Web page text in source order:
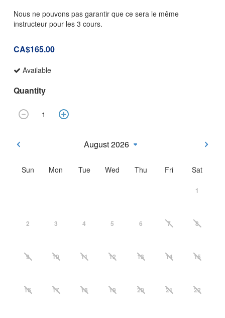
Nous ne pouvons pas garantir que ce sera le même
instructeur pour les 3 cours.
CA$165.00
Available
Quantity
August 2026
Sun Mon Tue Wed Thu Fri Sat
1
2 3 4 5 6 7 8
9 10 11 12 13 14 15
16 17 18 19 20 21 22